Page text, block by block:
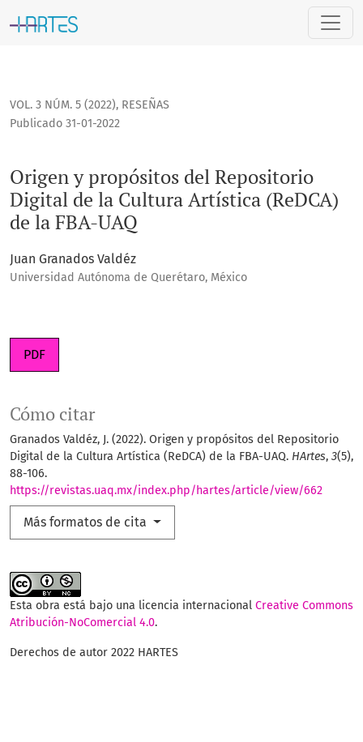
Origen y propósitos del Repositorio Digital de la Cultura
VOL. 3 NÚM. 5 (2022), RESEÑAS
Origen y propósitos del Repositorio
Digital de la Cultura Artística (ReDCA)
de la FBA-UAQ
Publicado 31-01-2022
Juan Granados Valdéz
Universidad Autónoma de Querétaro, México
PDF
Cómo citar
Granados Valdéz, J. (2022). Origen y propósitos del Repositorio
Digital de la Cultura Artística (ReDCA) de la FBA-UAQ. HArtes, 3(5),
88-106.
https://revistas.uaq.mx/index.php/hartes/article/view/662
Más formatos de cita
Esta obra está bajo una licencia internacional Creative Commons
Atribución-NoComercial 4.0.
Derechos de autor 2022 HARTES